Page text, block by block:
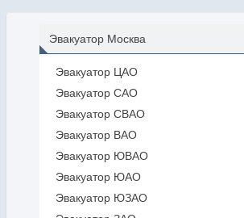
Эвакуатор Москва
Эвакуатор ЦАО
Эвакуатор САО
Эвакуатор СВАО
Эвакуатор ВАО
Эвакуатор ЮВАО
Эвакуатор ЮАО
Эвакуатор ЮЗАО